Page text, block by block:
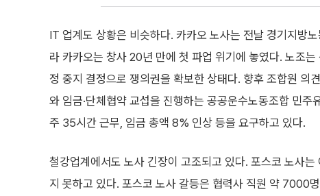
IT 업계도 상황은 비슷하다. 카카오 노사는 전날 경기지방
라 카카오는 창사 20년 만에 첫 파업 위기에 놓였다. 노조
정 중지 결정으로 쟁의권을 확보한 상태다. 향후 조합원 의
와 임금·단체협약 교섭을 진행하는 공공운수노동조합 민
주 35시간 근무, 임금 총액 8% 인상 등을 요구하고 있다.
철강업계에서도 노사 긴장이 고조되고 있다. 포스코 노사
지 못하고 있다. 포스코 노사 갈등은 협력사 직원 약 7000